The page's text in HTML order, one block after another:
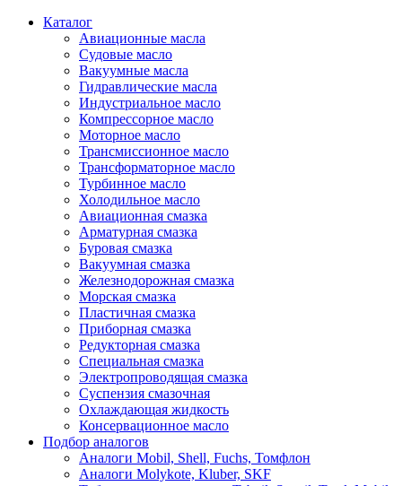
Каталог
Авиационные масла
Судовые масло
Вакуумные масла
Гидравлические масла
Индустриальное масло
Компрессорное масло
Моторное масло
Трансмиссионное масло
Трансформаторное масло
Турбинное масло
Холодильное масло
Авиационная смазка
Арматурная смазка
Буровая смазка
Вакуумная смазка
Железнодорожная смазка
Морская смазка
Пластичная смазка
Приборная смазка
Редукторная смазка
Специальная смазка
Электропроводящая смазка
Суспензия смазочная
Охлаждающая жидкость
Консервационное масло
Подбор аналогов
Аналоги Mobil, Shell, Fuchs, Томфлон
Аналоги Molykote, Kluber, SKF